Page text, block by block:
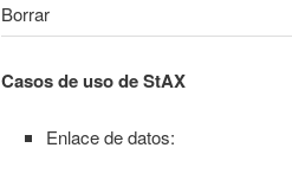
Borrar
Casos de uso de StAX
Enlace de datos: